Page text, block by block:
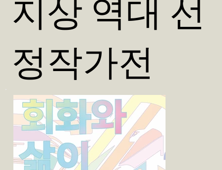
지상 역대 선
정작가전